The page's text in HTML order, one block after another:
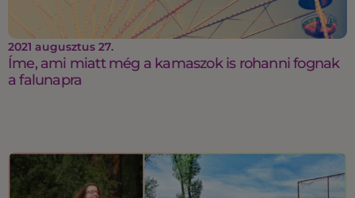
2021 augusztus 27.
Íme, ami miatt még a kamaszok is rohanni fognak
a falunapra